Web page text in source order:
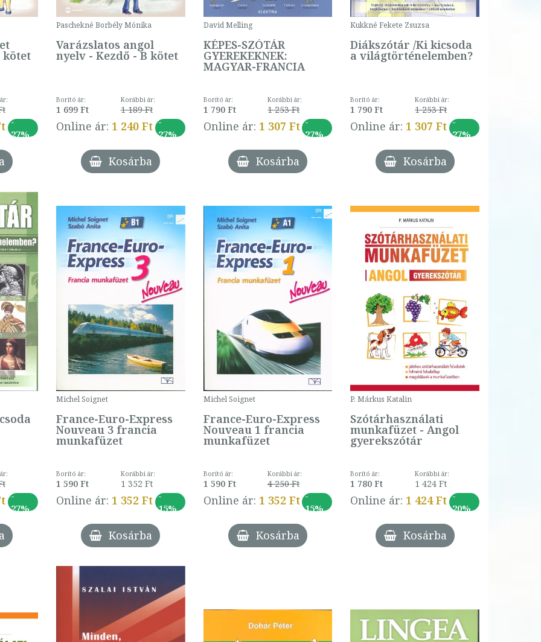
kötet
-
27%
Paschekné Borbély Mónika
Varázslatos angol
nyelv - Kezdő - B kötet
Borító ár:
1 699 Ft
Korábbi ár:
1 189 Ft
Online ár: 1 240 Ft -
27%
Kosárba
David Melling
KÉPES-SZÓTÁR
GYEREKEKNEK:
MAGYAR-FRANCIA
Borító ár:
1 790 Ft
Korábbi ár:
1 253 Ft
Online ár: 1 307 Ft -
27%
Kosárba
Kukkné Fekete Zsuzsa
Diákszótár /Ki kicsoda
a világtörténelemben?
Borító ár:
1 790 Ft
Korábbi ár:
1 253 Ft
Online ár: 1 307 Ft -
27%
Kosárba
-
27%
Michel Soignet
France-Euro-Express
Nouveau 3 francia
munkafüzet
Borító ár:
1 590 Ft
Korábbi ár:
1 352 Ft
Online ár: 1 352 Ft -
15%
Kosárba
Michel Soignet
France-Euro-Express
Nouveau 1 francia
munkafüzet
Borító ár:
1 590 Ft
Korábbi ár:
4 250 Ft
Online ár: 1 352 Ft -
15%
Kosárba
P. Márkus Katalin
Szótárhasználati
munkafüzet - Angol
gyerekszótár
Borító ár:
1 780 Ft
Korábbi ár:
1 424 Ft
Online ár: 1 424 Ft -
20%
Kosárba